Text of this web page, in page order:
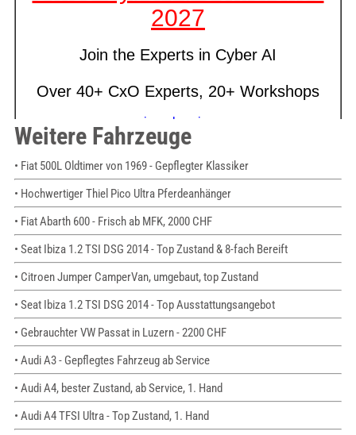
Weitere Fahrzeuge
• Fiat 500L Oldtimer von 1969 - Gepflegter Klassiker
• Hochwertiger Thiel Pico Ultra Pferdeanhänger
• Fiat Abarth 600 - Frisch ab MFK, 2000 CHF
• Seat Ibiza 1.2 TSI DSG 2014 - Top Zustand & 8-fach Bereift
• Citroen Jumper CamperVan, umgebaut, top Zustand
• Seat Ibiza 1.2 TSI DSG 2014 - Top Ausstattungsangebot
• Gebrauchter VW Passat in Luzern - 2200 CHF
• Audi A3 - Gepflegtes Fahrzeug ab Service
• Audi A4, bester Zustand, ab Service, 1. Hand
• Audi A4 TFSI Ultra - Top Zustand, 1. Hand